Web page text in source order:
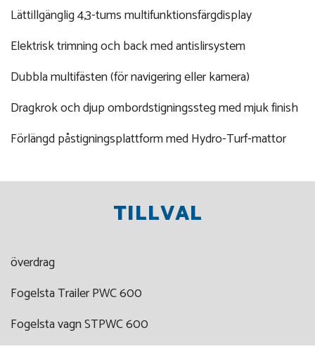
Lättillgänglig 4,3-tums multifunktionsfärgdisplay
Elektrisk trimning och back med antislirsystem
Dubbla multifästen (för navigering eller kamera)
Dragkrok och djup ombordstigningssteg med mjuk finish
Förlängd påstigningsplattform med Hydro-Turf-mattor
TILLVAL
överdrag
Fogelsta Trailer PWC 600
Fogelsta vagn STPWC 600